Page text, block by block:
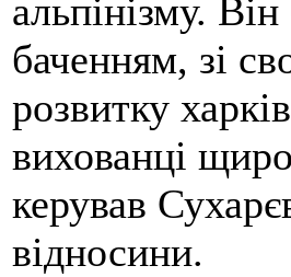
альпінізму.
баченням, зі
розвитку
вихованці
керував
відносини.